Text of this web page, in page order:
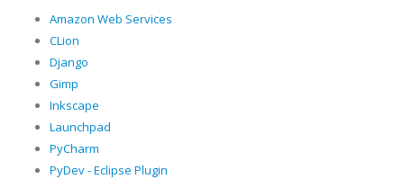
Amazon Web Services
CLion
Django
Gimp
Inkscape
Launchpad
PyCharm
PyDev - Eclipse Plugin